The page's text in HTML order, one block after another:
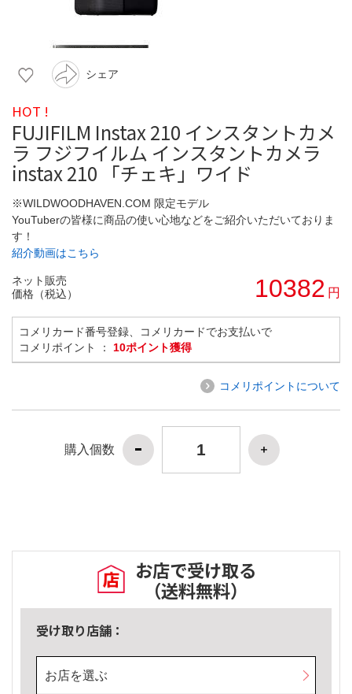
シェア
HOT !
FUJIFILM Instax 210 インスタントカメ
ラ フジフイルム インスタントカメラ
instax 210 「チェキ」ワイド
※WILDWOODHAVEN.COM 限定モデル
YouTuberの皆様に商品の使い心地などをご紹介いただいておりま
す！
紹介動画はこちら
ネット販売
価格（税込）
10382 円
コメリカード番号登録、コメリカードでお支払いで
コメリポイント ： 10ポイント獲得
コメリポイントについて
購入個数
お店で受け取る
（送料無料）
受け取り店舗：
お店を選ぶ